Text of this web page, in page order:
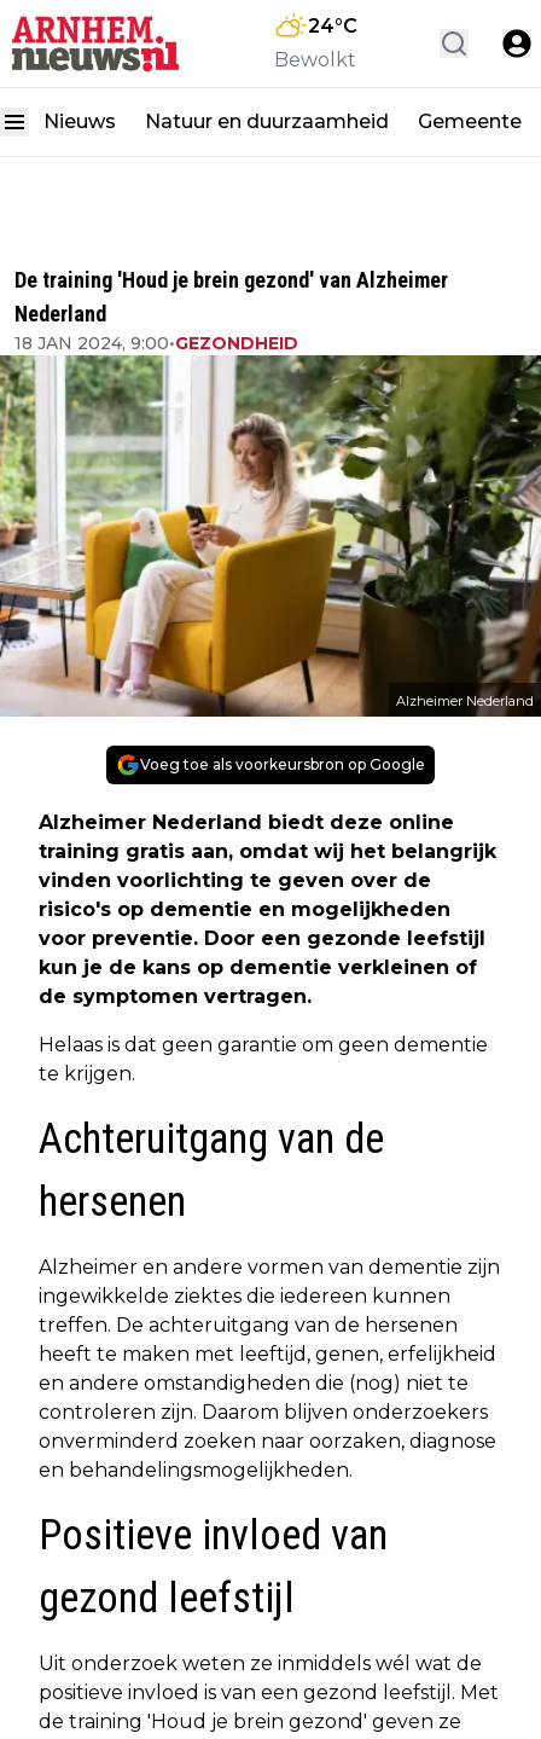
24°C
Bewolkt
Nieuws Natuur en duurzaamheid Gemeente
De training 'Houd je brein gezond' van Alzheimer
Nederland
18 JAN 2024, 9:00•GEZONDHEID
Alzheimer Nederland
Voeg toe als voorkeursbron op Google
Alzheimer Nederland biedt deze online
training gratis aan, omdat wij het belangrijk
vinden voorlichting te geven over de
risico's op dementie en mogelijkheden
voor preventie. Door een gezonde leefstijl
kun je de kans op dementie verkleinen of
de symptomen vertragen.
Helaas is dat geen garantie om geen dementie
te krijgen.
Achteruitgang van de
hersenen
Alzheimer en andere vormen van dementie zijn
ingewikkelde ziektes die iedereen kunnen
treffen. De achteruitgang van de hersenen
heeft te maken met leeftijd, genen, erfelijkheid
en andere omstandigheden die (nog) niet te
controleren zijn. Daarom blijven onderzoekers
onverminderd zoeken naar oorzaken, diagnose
en behandelingsmogelijkheden.
Positieve invloed van
gezond leefstijl
Uit onderzoek weten ze inmiddels wél wat de
positieve invloed is van een gezond leefstijl. Met
de training 'Houd je brein gezond' geven ze